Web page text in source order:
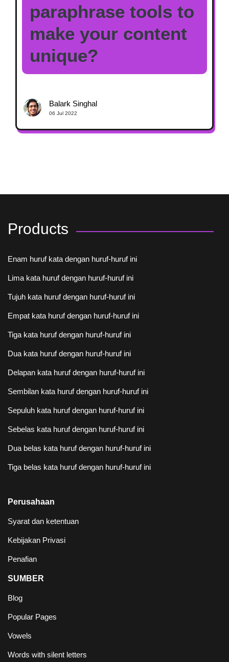
paraphrase tools to
make your content
unique?
Balark Singhal
06 Jul 2022
Products
Enam huruf kata dengan huruf-huruf ini
Lima kata huruf dengan huruf-huruf ini
Tujuh kata huruf dengan huruf-huruf ini
Empat kata huruf dengan huruf-huruf ini
Tiga kata huruf dengan huruf-huruf ini
Dua kata huruf dengan huruf-huruf ini
Delapan kata huruf dengan huruf-huruf ini
Sembilan kata huruf dengan huruf-huruf ini
Sepuluh kata huruf dengan huruf-huruf ini
Sebelas kata huruf dengan huruf-huruf ini
Dua belas kata huruf dengan huruf-huruf ini
Tiga belas kata huruf dengan huruf-huruf ini
Perusahaan
Syarat dan ketentuan
Kebijakan Privasi
Penafian
SUMBER
Blog
Popular Pages
Vowels
Words with silent letters